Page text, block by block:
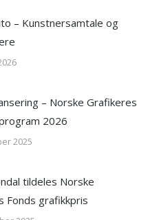
– Kunstnersamtale og
– Norske Grafikeres
2026
2025
tildeles Norske
Fonds grafikkpris